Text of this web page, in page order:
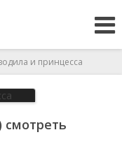
и принцесса
смотреть